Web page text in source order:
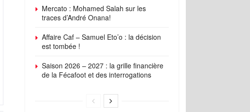
Mercato : Mohamed Salah sur les
traces d’André Onana!
Affaire Caf – Samuel Eto’o : la décision
est tombée !
Saison 2026 – 2027 : la grille financière
de la Fécafoot et des interrogations